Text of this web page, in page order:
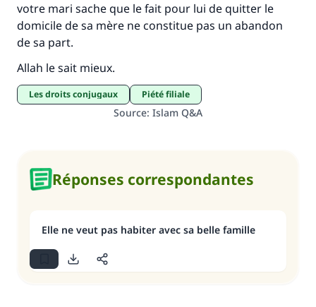
votre mari sache que le fait pour lui de quitter le
domicile de sa mère ne constitue pas un abandon
de sa part.
Allah le sait mieux.
Les droits conjugaux Piété filiale
Source: Islam Q&A
Réponses correspondantes
Elle ne veut pas habiter avec sa belle famille